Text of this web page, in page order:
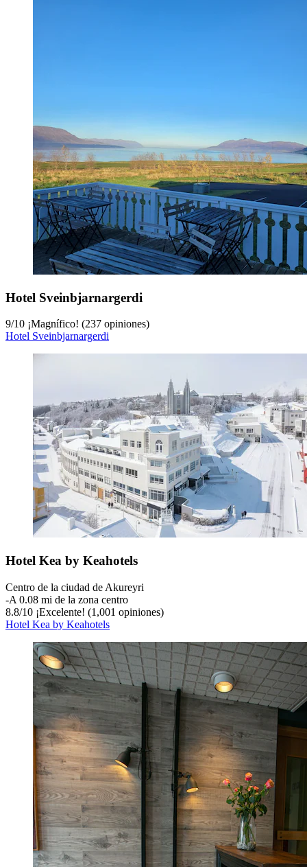
Hotel Sveinbjarnargerdi
9/10 ¡Magnífico! (237 opiniones)
Hotel Sveinbjarnargerdi
Hotel Kea by Keahotels
Centro de la ciudad de Akureyri
‐A 0.08 mi de la zona centro
8.8/10 ¡Excelente! (1,001 opiniones)
Hotel Kea by Keahotels